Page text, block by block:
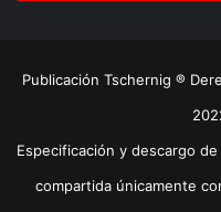
Publicación Tschernig ®
Especificación y descargo
compartida únicamente